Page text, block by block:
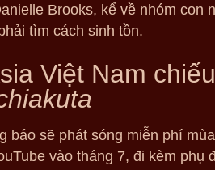
Brooks, kể về nhóm con
tìm cách sinh tồn.
Việt Nam
báo sẽ phát sóng miễn phí
vào tháng 7, đi kèm phụ